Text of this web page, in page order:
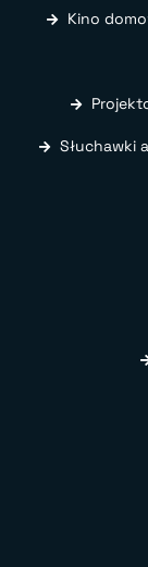
Kino
Słuchawki